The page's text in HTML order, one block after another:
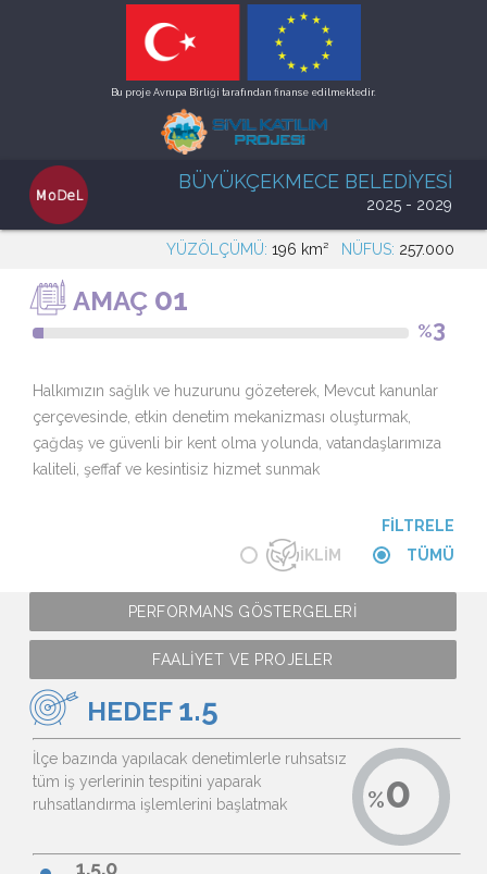
Bu proje Avrupa Birliği tarafından finanse edilmektedir.
BÜYÜKÇEKMECE BELEDİYESİ
2025 - 2029
YÜZÖLÇÜMÜ: 196 km² NÜFUS: 257.000
AMAÇ 01
%3
Halkımızın sağlık ve huzurunu gözeterek, Mevcut kanunlar
çerçevesinde, etkin denetim mekanizması oluşturmak,
çağdaş ve güvenli bir kent olma yolunda, vatandaşlarımıza
kaliteli, şeffaf ve kesintisiz hizmet sunmak
FİLTRELE
İKLİM
TÜMÜ
PERFORMANS GÖSTERGELERİ
FAALİYET VE PROJELER
HEDEF 1.5
İlçe bazında yapılacak denetimlerle ruhsatsız
tüm iş yerlerinin tespitini yaparak
ruhsatlandırma işlemlerini başlatmak
1.5.0